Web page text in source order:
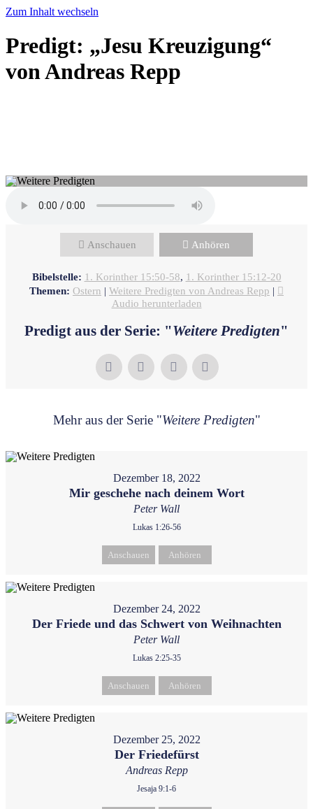
Zum Inhalt wechseln
Predigt: „Jesu Kreuzigung“
von Andreas Repp
Anschauen Anhören
Bibelstelle: 1. Korinther 15:50-58, 1. Korinther 15:12-20
Themen: Ostern | Weitere Predigten von Andreas Repp |
Audio herunterladen
Predigt aus der Serie: "Weitere Predigten"
Mehr aus der Serie "Weitere Predigten"
Dezember 18, 2022
Mir geschehe nach deinem Wort
Peter Wall
Lukas 1:26-56
Anschauen Anhören
Dezember 24, 2022
Der Friede und das Schwert von Weihnachten
Peter Wall
Lukas 2:25-35
Anschauen Anhören
Dezember 25, 2022
Der Friedefürst
Andreas Repp
Jesaja 9:1-6